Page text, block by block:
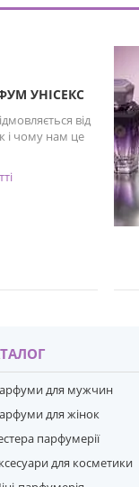
УНІСЕКС
від
і чому нам це
для мужчин
для жінок
парфумерії
для косметики